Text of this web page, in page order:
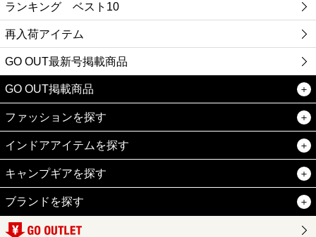
ランキング ベスト10
再入荷アイテム
GO OUT最新号掲載商品
GO OUT掲載商品
ファッションを探す
インドアアイテムを探す
キャンプギアを探す
ブランドを探す